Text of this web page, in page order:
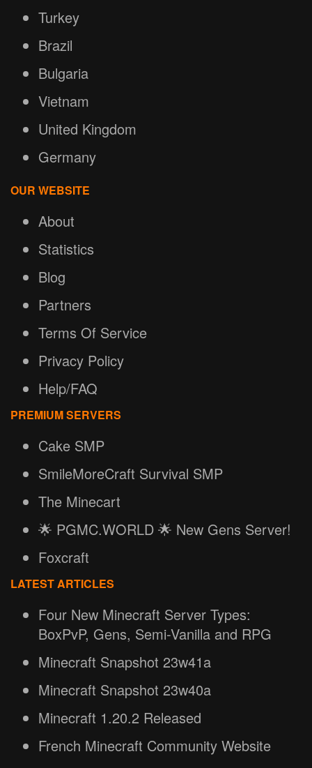
Turkey
Brazil
Bulgaria
Vietnam
United Kingdom
Germany
OUR WEBSITE
About
Statistics
Blog
Partners
Terms Of Service
Privacy Policy
Help/FAQ
PREMIUM SERVERS
Cake SMP
SmileMoreCraft Survival SMP
The Minecart
🌟 PGMC.WORLD 🌟 New Gens Server!
Foxcraft
LATEST ARTICLES
Four New Minecraft Server Types:
BoxPvP, Gens, Semi-Vanilla and RPG
Minecraft Snapshot 23w41a
Minecraft Snapshot 23w40a
Minecraft 1.20.2 Released
French Minecraft Community Website